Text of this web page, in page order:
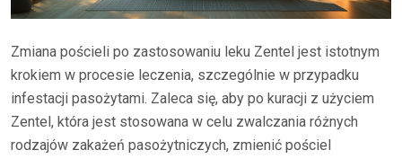
Zmiana pościeli po zastosowaniu leku Zentel jest istotnym
krokiem w procesie leczenia, szczególnie w przypadku
infestacji pasożytami. Zaleca się, aby po kuracji z użyciem
Zentel, która jest stosowana w celu zwalczania różnych
rodzajów zakażeń pasożytniczych, zmienić pościel